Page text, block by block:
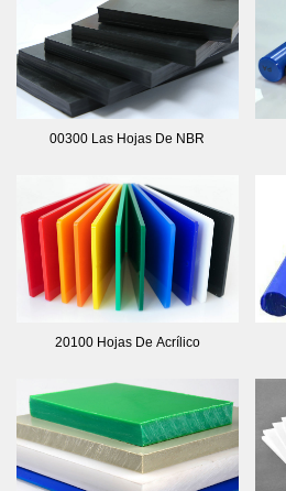
00300 Las Hojas De NBR
20100 Hojas De Acrílico